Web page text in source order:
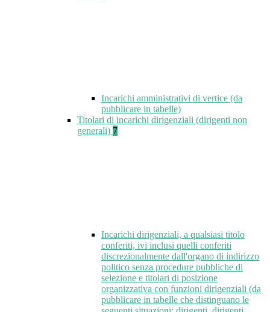
Incarichi amministrativi di vertice (da
pubblicare in tabelle)
Titolari di incarichi dirigenziali (dirigenti non
generali) 7
Incarichi dirigenziali, a qualsiasi titolo
conferiti, ivi inclusi quelli conferiti
discrezionalmente dall'organo di indirizzo
politico senza procedure pubbliche di
selezione e titolari di posizione
organizzativa con funzioni dirigenziali (da
pubblicare in tabelle che distinguano le